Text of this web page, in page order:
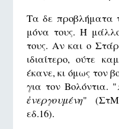
Τα δε προβλήματα
μόνα τους. Ή
τους. Αν και ο
ιδιαίτερο, ούτε
έκανε, κι όμως τον
για τoν Βoλόντια. "
ἐνεργουμένη"
εδ.16).